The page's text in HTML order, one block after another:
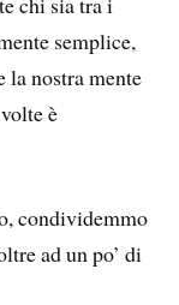
semplice,
la nostra mente
è
condividemmo
ad un po’ di